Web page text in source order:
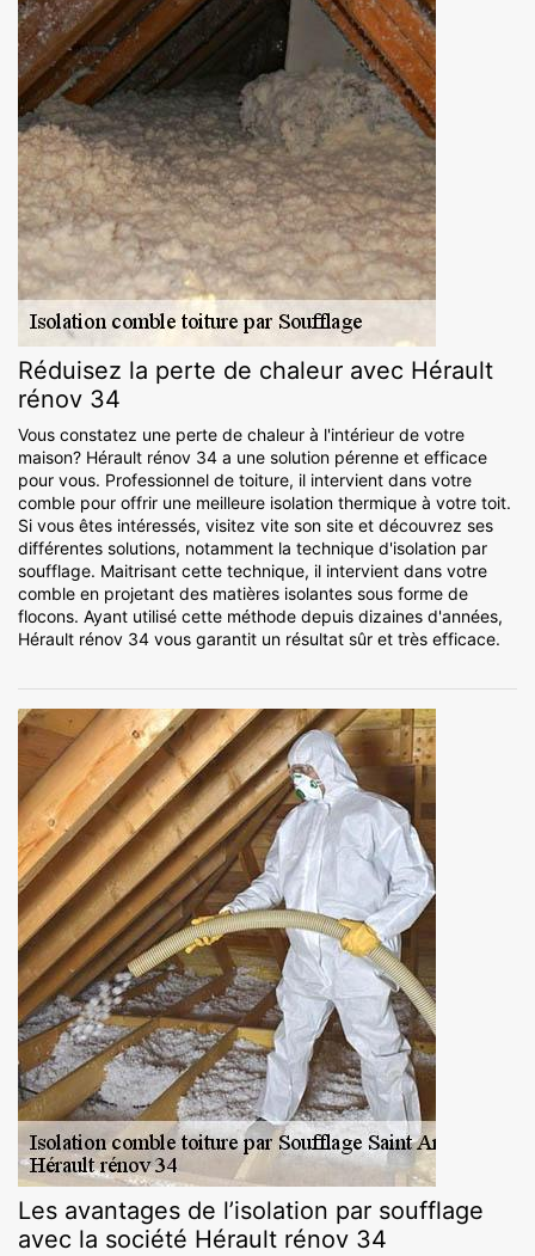
Réduisez la perte de chaleur avec Hérault
rénov 34
Vous constatez une perte de chaleur à l'intérieur de votre
maison? Hérault rénov 34 a une solution pérenne et efficace
pour vous. Professionnel de toiture, il intervient dans votre
comble pour offrir une meilleure isolation thermique à votre toit.
Si vous êtes intéressés, visitez vite son site et découvrez ses
différentes solutions, notamment la technique d'isolation par
soufflage. Maitrisant cette technique, il intervient dans votre
comble en projetant des matières isolantes sous forme de
flocons. Ayant utilisé cette méthode depuis dizaines d'années,
Hérault rénov 34 vous garantit un résultat sûr et très efficace.
Les avantages de l’isolation par soufflage
avec la société Hérault rénov 34